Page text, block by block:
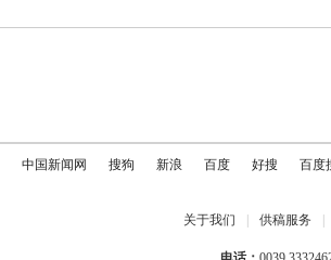
中国新闻网 搜狗 新浪 百度 好搜 百度
关于我们 供稿服务